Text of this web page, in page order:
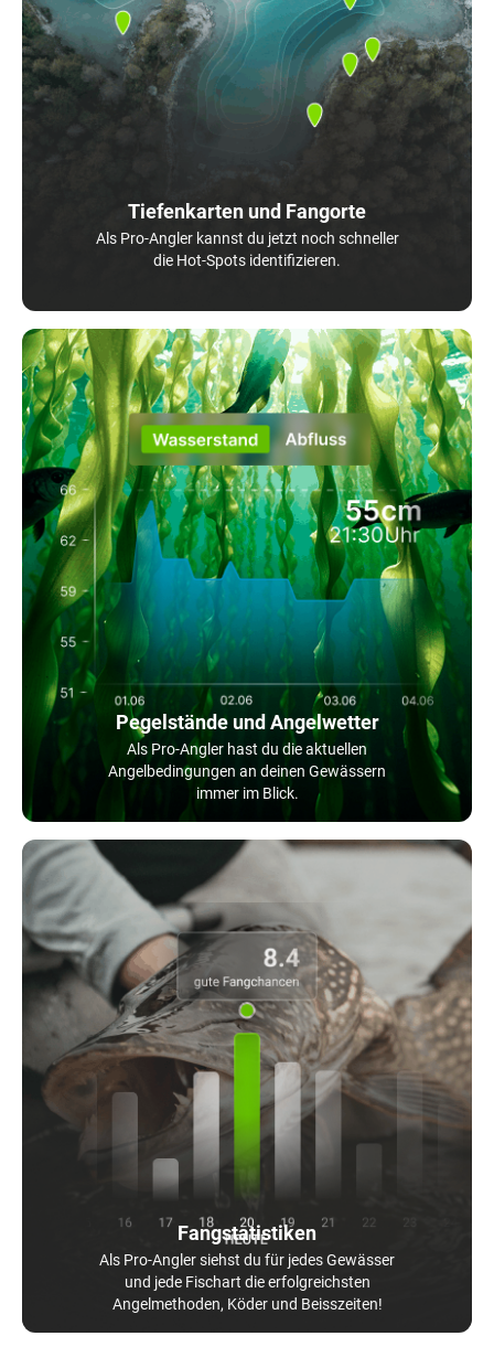
Tiefenkarten und Fangorte
Als Pro-Angler kannst du jetzt noch schneller
die Hot-Spots identifizieren.
Pegelstände und Angelwetter
Als Pro-Angler hast du die aktuellen
Angelbedingungen an deinen Gewässern
immer im Blick.
Fangstatistiken
Als Pro-Angler siehst du für jedes Gewässer
und jede Fischart die erfolgreichsten
Angelmethoden, Köder und Beisszeiten!